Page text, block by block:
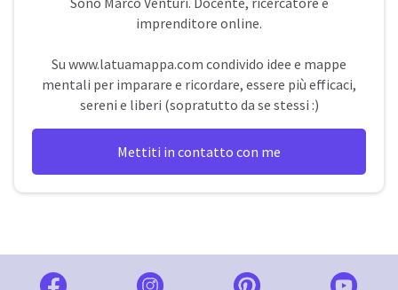
imprenditore online.
Su www.latuamappa.com condivido idee e mappe
mentali per imparare e ricordare, essere più efficaci,
sereni e liberi (sopratutto da se stessi :)
Mettiti in contatto con me